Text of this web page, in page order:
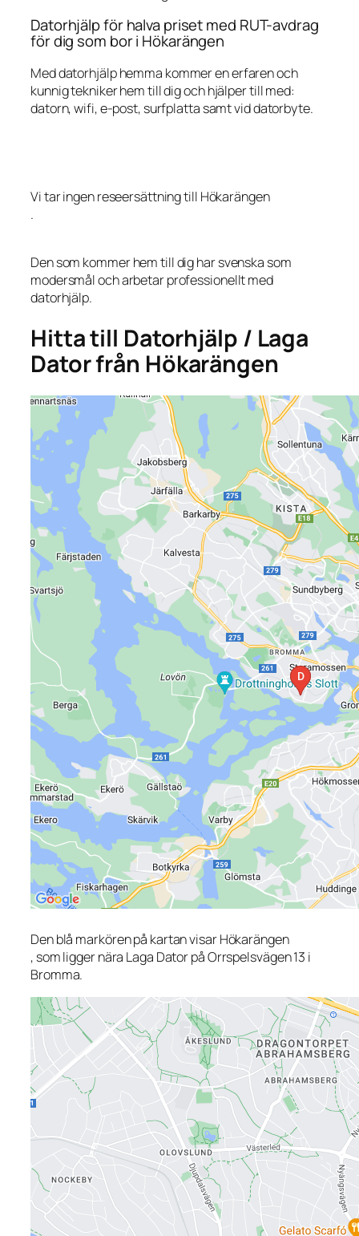
Datorhjälp för halva priset med RUT-avdrag
för dig som bor i Hökarängen
Med datorhjälp hemma kommer en erfaren och
kunnig tekniker hem till dig och hjälper till med:
datorn, wifi, e-post, surfplatta samt vid datorbyte.
Vi tar ingen reseersättning till Hökarängen
.
Den som kommer hem till dig har svenska som
modersmål och arbetar professionellt med
datorhjälp.
Hitta till Datorhjälp / Laga
Dator från Hökarängen
Den blå markören på kartan visar Hökarängen
, som ligger nära Laga Dator på Orrspelsvägen 13 i
Bromma.